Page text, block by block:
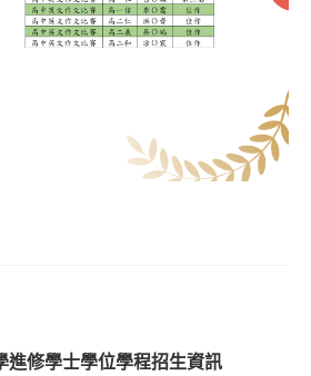
進修學士學位學程招生資訊